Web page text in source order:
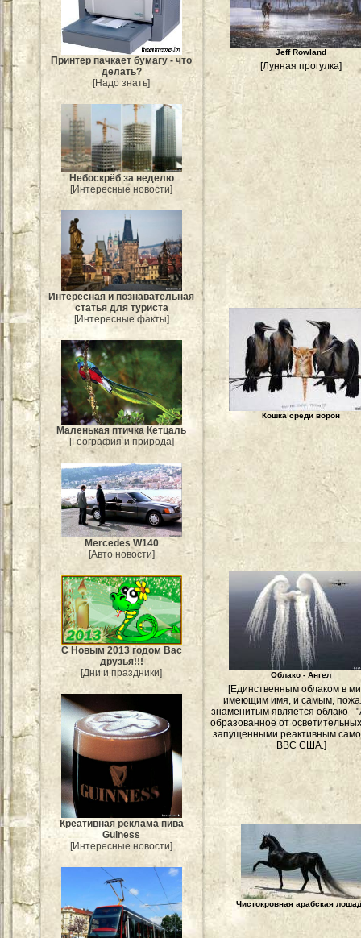
Принтер пачкает бумагу - что
делать?
[Надо знать]
Небоскрёб за неделю
[Интересные новости]
Интересная и познавательная
статья для туриста
[Интересные факты]
Маленькая птичка Кетцаль
[География и природа]
Mercedes W140
[Авто новости]
С Новым 2013 годом Вас
друзья!!!
[Дни и праздники]
Креативная реклама пива
Guiness
[Интересные новости]
Jeff Rowland
[Лунная прогулка]
Кошка среди ворон
Облако - Ангел
[Единственным облаком в
имеющим имя, и самым,
знаменитым является облако -
образованное от
запущенными реактивным
ВВС США.]
Чистокровная арабская